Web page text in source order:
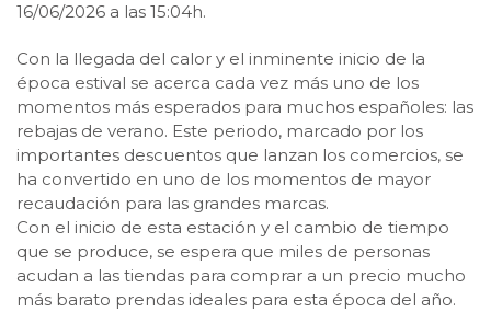
16/06/2026 a las 15:04h.
Con la llegada del calor y el inminente inicio de la
época estival se acerca cada vez más uno de los
momentos más esperados para muchos españoles: las
rebajas de verano. Este periodo, marcado por los
importantes descuentos que lanzan los comercios, se
ha convertido en uno de los momentos de mayor
recaudación para las grandes marcas.
Con el inicio de esta estación y el cambio de tiempo
que se produce, se espera que miles de personas
acudan a las tiendas para comprar a un precio mucho
más barato prendas ideales para esta época del año.